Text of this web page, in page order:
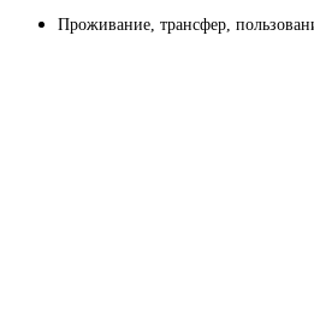
Проживание, трансфер,